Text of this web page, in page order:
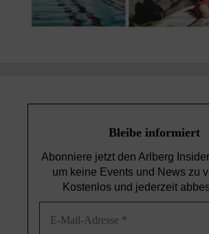
Bleibe informiert
Abonniere jetzt den Arlberg
um keine Events und Newszu
Kostenlos und jederzeit